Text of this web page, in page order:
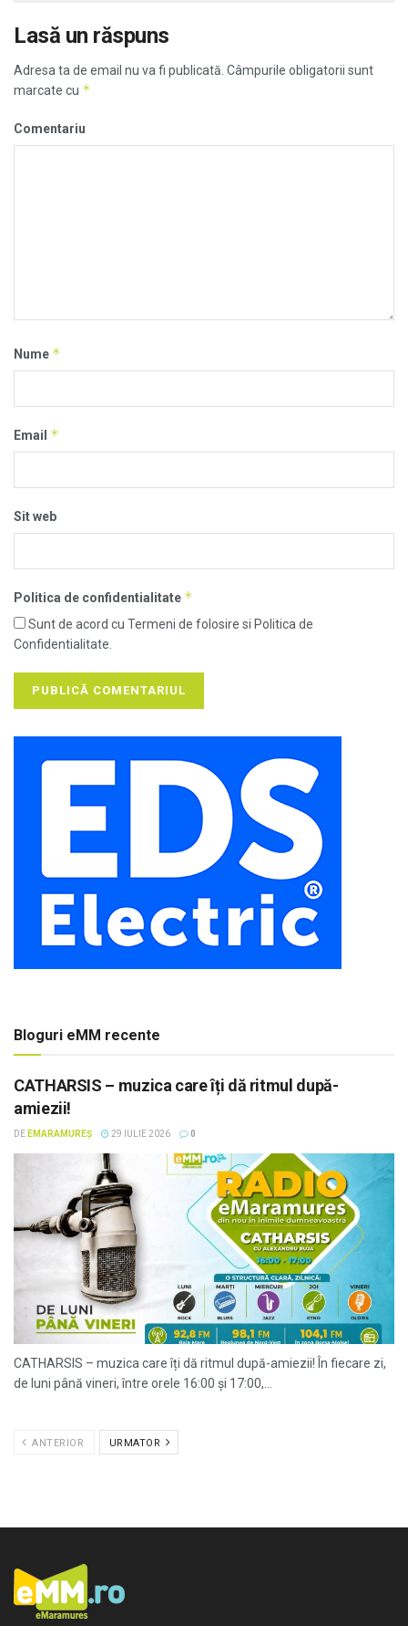
Lasă un răspuns
Adresa ta de email nu va fi publicată. Câmpurile obligatorii sunt
marcate cu *
Comentariu
Nume *
Email *
Sit web
Politica de confidentialitate *
Sunt de acord cu Termeni de folosire si Politica de
Confidentialitate.
Bloguri eMM recente
CATHARSIS – muzica care îți dă ritmul după-
amiezii!
DE EMARAMUREȘ 29 IULIE 2026 0
CATHARSIS – muzica care îți dă ritmul după-amiezii! În fiecare zi,
de luni până vineri, între orele 16:00 și 17:00,...
ANTERIOR URMATOR